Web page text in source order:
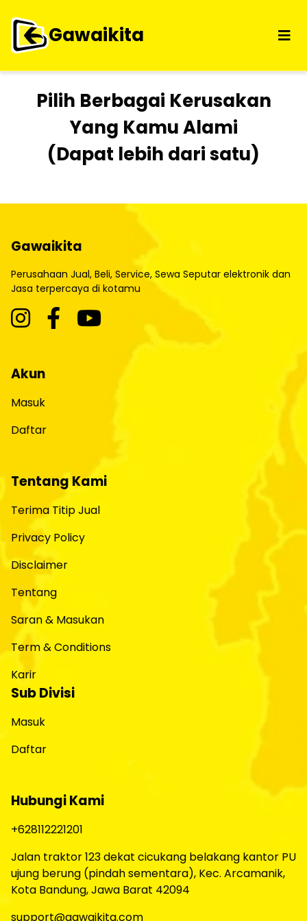
Gawaikita
Pilih Berbagai Kerusakan
Yang Kamu Alami
(Dapat lebih dari satu)
Gawaikita
Perusahaan Jual, Beli, Service, Sewa Seputar elektronik dan
Jasa terpercaya di kotamu
Akun
Masuk
Daftar
Tentang Kami
Terima Titip Jual
Privacy Policy
Disclaimer
Tentang
Saran & Masukan
Term & Conditions
Karir
Sub Divisi
Masuk
Daftar
Hubungi Kami
+628112221201
Jalan traktor 123 dekat cicukang belakang kantor PU
ujung berung (pindah sementara), Kec. Arcamanik,
Kota Bandung, Jawa Barat 42094
support@gawaikita.com